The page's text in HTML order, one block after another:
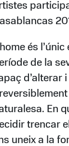
és
de la
d’alterar
En
trencar
uneix a la